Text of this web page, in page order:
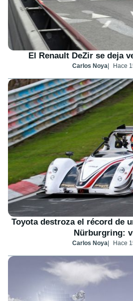
El Renault DeZir se deja
Carlos Noya Hace
Toyota destroza el récord de
Nürburgring:
Carlos Noya Hace